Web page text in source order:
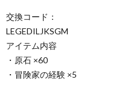
交換コード：
LEGEDILJKSGM
アイテム内容
・原石 ×60
・冒険家の経験 ×5